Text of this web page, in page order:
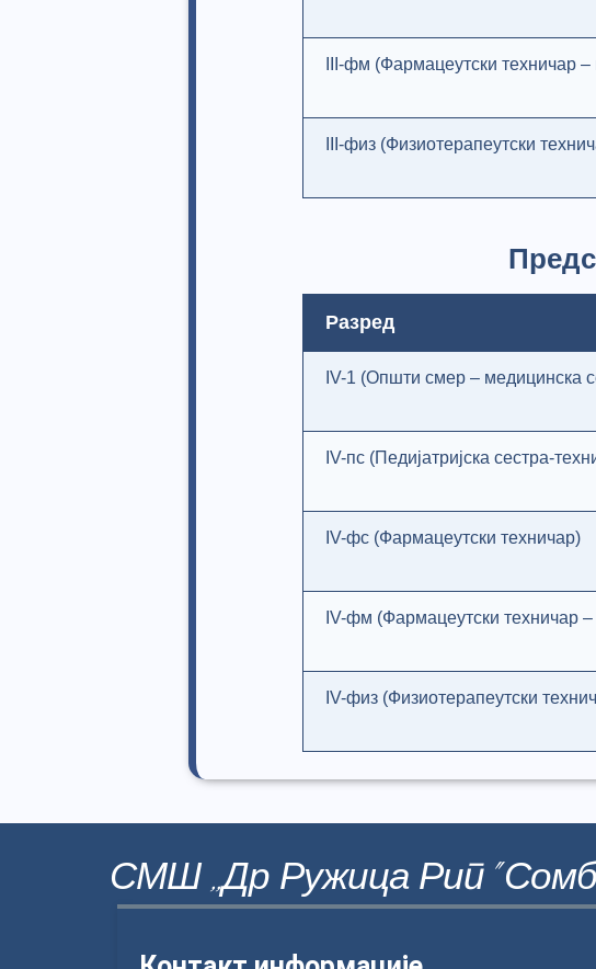
III-фм (Фармацеутски техничар –
III-физ (Физиотерапеутски
Разред
IV-1 (Општи смер – медицинска
IV-пс (Педијатријска сестра-
IV-фс (Фармацеутски техничар)
IV-фм (Фармацеутски техничар –
IV-физ (Физиотерапеутски
СМШ ,,Др Ружица Рип"